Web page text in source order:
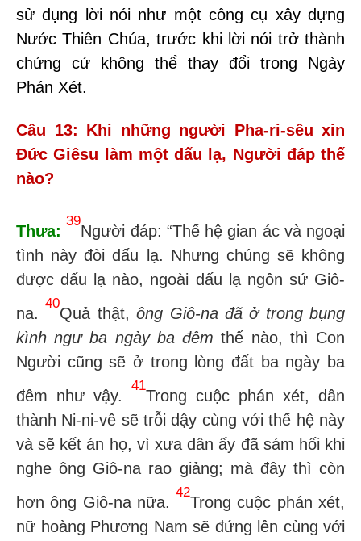
sử dụng lời nói như một công cụ xây dựng
Nước Thiên Chúa, trước khi lời nói trở thành
chứng cứ không thể thay đổi trong Ngày
Phán Xét.
Câu 13: Khi những người Pha-ri-sêu xin
Đức Giêsu làm một dấu lạ, Người đáp thế
nào?
Thưa:
39
Người đáp: “Thế hệ gian ác và ngoại
tình này đòi dấu lạ. Nhưng chúng sẽ không
được dấu lạ nào, ngoài dấu lạ ngôn sứ Giô-
na.
40
Quả thật,ông Giô-na đã ở trong bụng
kình ngư ba ngày ba đêm thế nào, thì Con
Người cũng sẽ ở trong lòng đất ba ngày ba
đêm như vậy.
41
Trong cuộc phán xét, dân
thành Ni-ni-vê sẽ trỗi dậy cùng với thế hệ này
và sẽ kết án họ, vì xưa dân ấy đã sám hối khi
nghe ông Giô-na rao giảng; mà đây thì còn
hơn ông Giô-na nữa.
42
Trong cuộc phán xét,
nữ hoàng Phương Nam sẽ đứng lên cùng với